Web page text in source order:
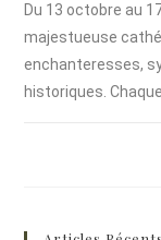
Du 13 octobre au
majestueuse
enchanteresses,
historiques.